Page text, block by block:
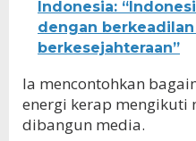
Indonesia:
dengan
berkesejahteraan”
Ia mencontohkan
energi kerap mengikuti
dibangun media.